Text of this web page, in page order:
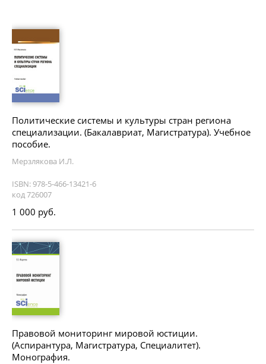
Политические системы и культуры стран региона
специализации. (Бакалавриат, Магистратура). Учебное
пособие.
Мерзлякова И.Л.
ISBN: 978-5-466-13421-6
код 726007
1 000 руб.
Правовой мониторинг мировой юстиции.
(Аспирантура, Магистратура, Специалитет).
Монография.